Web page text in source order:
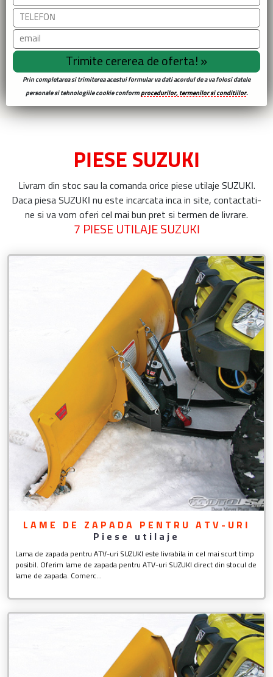
Prin completarea si trimiterea acestui formular va dati acordul de a va folosi datele
personale si tehnologiile cookie conformprocedurilor, termenilor si conditiilor.
PIESE SUZUKI
Livram din stoc sau la comanda orice piese utilaje SUZUKI .
Daca piesa SUZUKI nu este incarcata inca in site, contactati-
ne si va vom oferi cel mai bun pret si termen de livrare.
7 PIESE UTILAJE SUZUKI
LAME DE ZAPADA PENTRU ATV-URI
Piese utilaje
Lama de zapada pentru ATV-uri SUZUKI este livrabila in cel mai scurt timp
posibil. Oferim lame de zapada pentru ATV-uri SUZUKI direct din stocul de
lame de zapada. Comerc...